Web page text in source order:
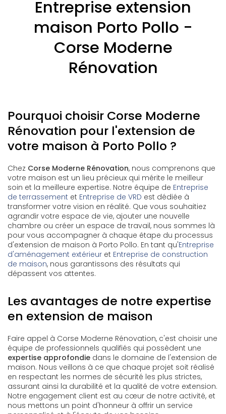
Entreprise extension
maison Porto Pollo -
Corse Moderne
Rénovation
Pourquoi choisir Corse Moderne
Rénovation pour l'extension de
votre maison à Porto Pollo ?
Chez Corse Moderne Rénovation, nous comprenons que
votre maison est un lieu précieux qui mérite le meilleur
soin et la meilleure expertise. Notre équipe de Entreprise
de terrassement et Entreprise de VRD est dédiée à
transformer votre vision en réalité. Que vous souhaitiez
agrandir votre espace de vie, ajouter une nouvelle
chambre ou créer un espace de travail, nous sommes là
pour vous accompagner à chaque étape du processus
d'extension de maison à Porto Pollo. En tant qu'Entreprise
d'aménagement extérieur et Entreprise de construction
de maison, nous garantissons des résultats qui
dépassent vos attentes.
Les avantages de notre expertise
en extension de maison
Faire appel à Corse Moderne Rénovation, c'est choisir une
équipe de professionnels qualifiés qui possèdent une
expertise approfondie dans le domaine de l'extension de
maison. Nous veillons à ce que chaque projet soit réalisé
en respectant les normes de sécurité les plus strictes,
assurant ainsi la durabilité et la qualité de votre extension.
Notre engagement client est au cœur de notre activité, et
nous mettons un point d'honneur à offrir un service